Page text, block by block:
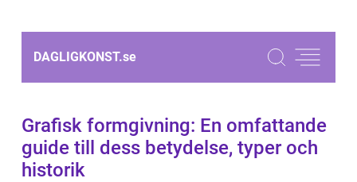
DAGLIGKONST.se
Grafisk formgivning: En omfattande
guide till dess betydelse, typer och
historik